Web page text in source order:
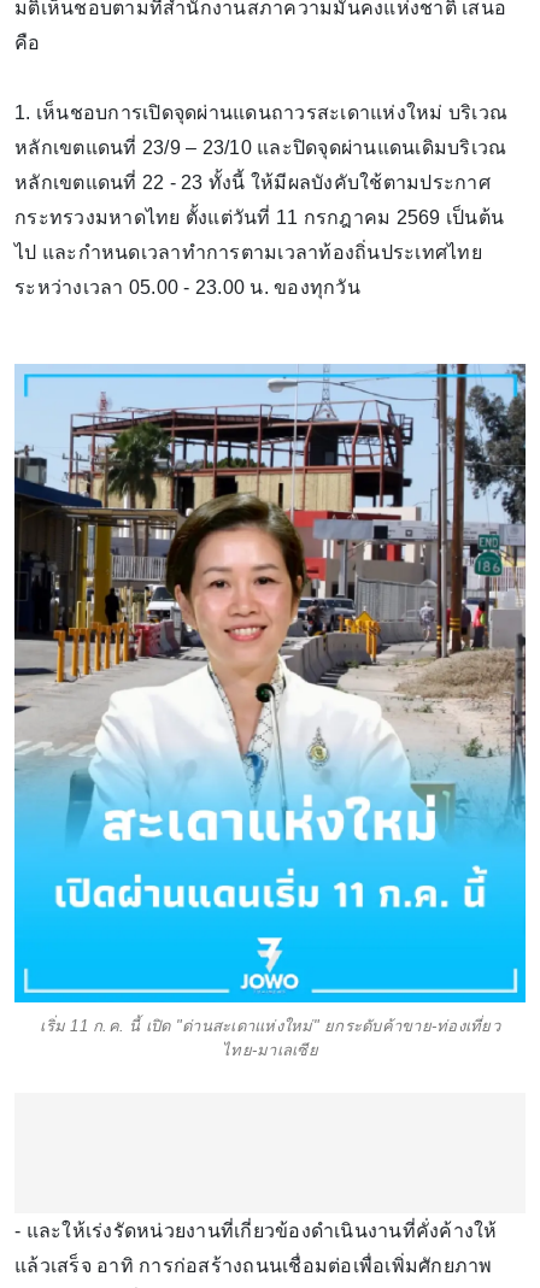
มติเห็นชอบตามที่สำนักงานสภาความมั่นคงแห่งชาติ เสนอ
คือ
1. เห็นชอบการเปิดจุดผ่านแดนถาวรสะเดาแห่งใหม่ บริเวณ
หลักเขตแดนที่ 23/9 – 23/10 และปิดจุดผ่านแดนเดิมบริเวณ
หลักเขตแดนที่ 22 - 23 ทั้งนี้ ให้มีผลบังคับใช้ตามประกาศ
กระทรวงมหาดไทย ตั้งแต่วันที่ 11 กรกฎาคม 2569 เป็นต้น
ไป และกำหนดเวลาทำการตามเวลาท้องถิ่นประเทศไทย
ระหว่างเวลา 05.00 - 23.00 น. ของทุกวัน
เริ่ม 11 ก.ค. นี้ เปิด "ด่านสะเดาแห่งใหม่" ยกระดับค้าขาย-ท่องเที่ยว
ไทย-มาเลเซีย
- และให้เร่งรัดหน่วยงานที่เกี่ยวข้องดำเนินงานที่คั่งค้างให้
แล้วเสร็จ อาทิ การก่อสร้างถนนเชื่อมต่อเพื่อเพิ่มศักยภาพ